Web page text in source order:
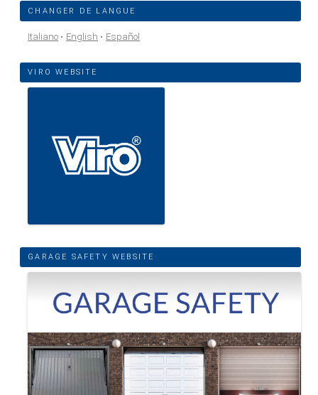
CHANGER DE LANGUE
Italiano English Español
VIRO WEBSITE
GARAGE SAFETY WEBSITE